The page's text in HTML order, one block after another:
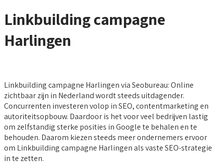
Linkbuilding campagne
Harlingen
Linkbuilding campagne Harlingen via Seobureau: Online
zichtbaar zijn in Nederland wordt steeds uitdagender.
Concurrenten investeren volop in SEO, contentmarketing en
autoriteitsopbouw. Daardoor is het voor veel bedrijven lastig
om zelfstandig sterke posities in Google te behalen en te
behouden. Daarom kiezen steeds meer ondernemers ervoor
om Linkbuilding campagne Harlingen als vaste SEO-strategie
in te zetten.